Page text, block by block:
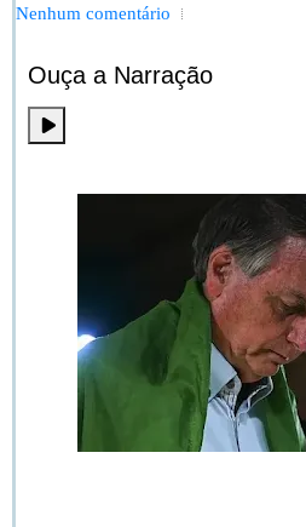
Nenhum comentário
Ouça a Narração